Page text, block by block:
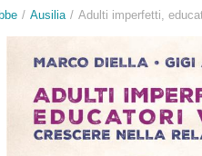
Ausilia Adulti imperfetti,